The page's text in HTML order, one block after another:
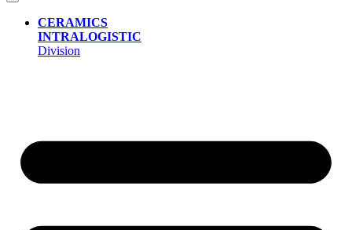
CERAMICS
INTRALOGISTIC
Division